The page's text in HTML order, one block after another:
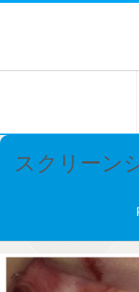
スクリーン
← Previous